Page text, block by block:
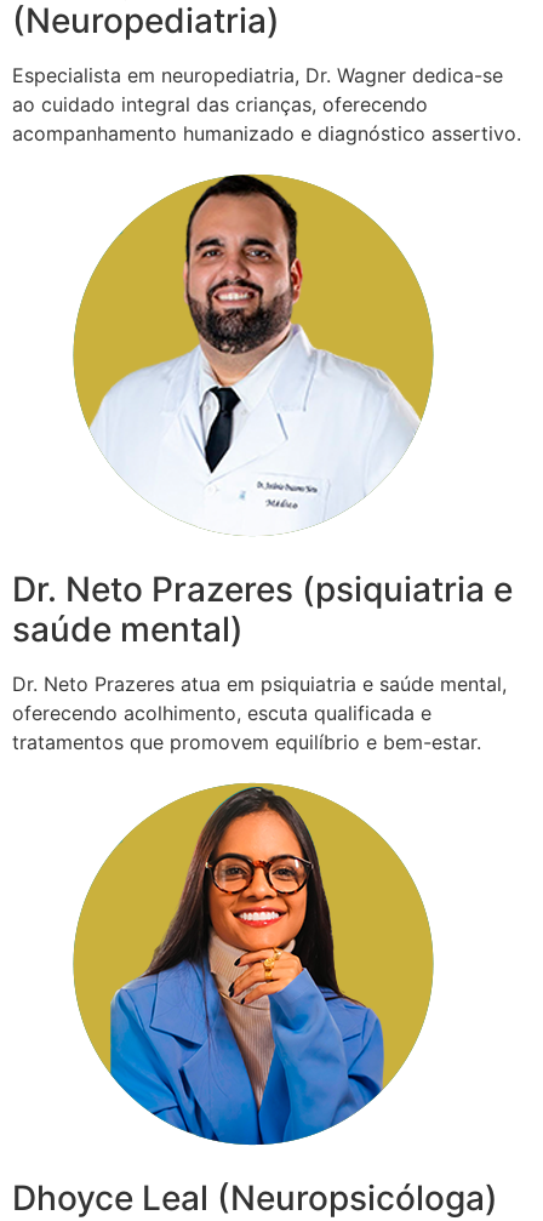
(Neuropediatria)
Especialista em neuropediatria, Dr. Wagner dedica-se
ao cuidado integral das crianças, oferecendo
acompanhamento humanizado e diagnóstico assertivo.
Dr. Neto Prazeres (psiquiatria e
saúde mental)
Dr. Neto Prazeres atua em psiquiatria e saúde mental,
oferecendo acolhimento, escuta qualificada e
tratamentos que promovem equilíbrio e bem-estar.
Dhoyce Leal (Neuropsicóloga)